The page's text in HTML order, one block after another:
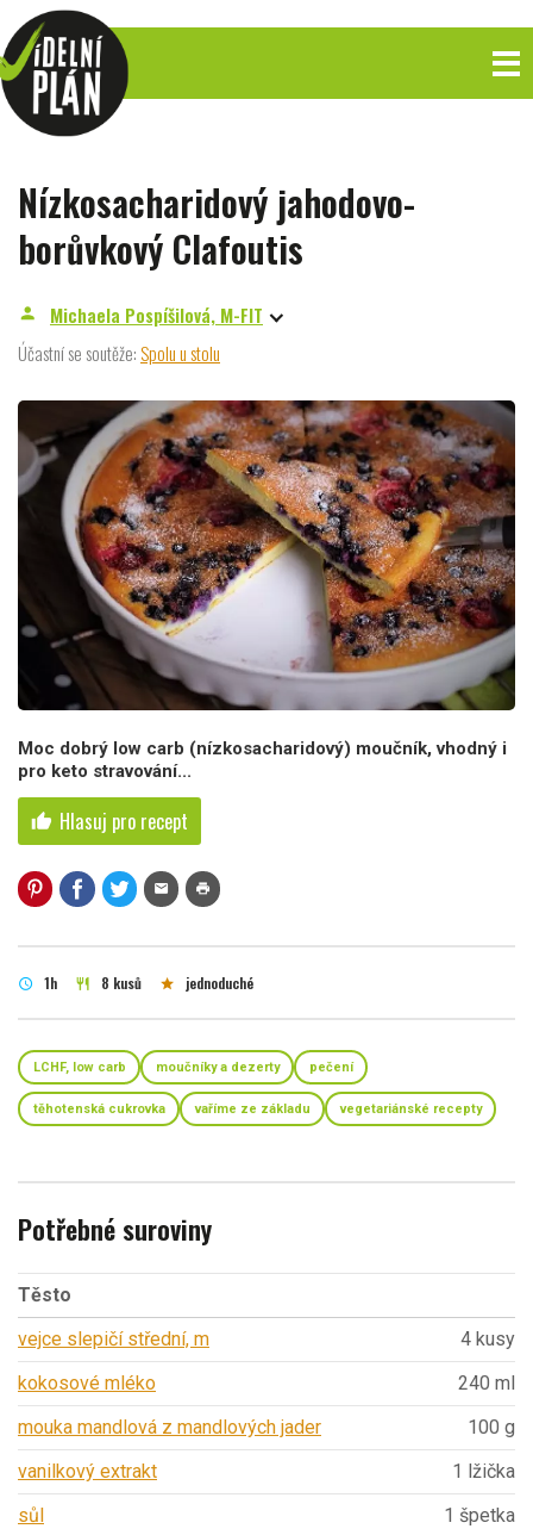
Nízkosacharidový jahodovo-
borůvkový Clafoutis
person
Michaela Pospíšilová, M-FIT
Účastní se soutěže:Spolu u stolu
Moc dobrý low carb (nízkosacharidový) moučník, vhodný i
pro keto stravování...
thumb_up Hlasuj pro recept
mail print
schedule 1h restaurant 8 kusů star jednoduché
LCHF, low carb moučníky a dezerty pečení
těhotenská cukrovka vaříme ze základu vegetariánské recepty
Potřebné suroviny
Těsto
vejce slepičí střední, m
4 kusy
kokosové mléko
240 ml
mouka mandlová z mandlových jader
100 g
vanilkový extrakt
1 lžička
sůl
1 špetka